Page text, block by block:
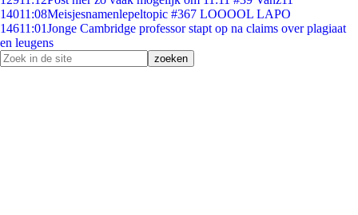
14011:08Meisjesnamenlepeltopic #367 LOOOOL LAPO
14611:01Jonge Cambridge professor stapt op na claims over plagiaat
en leugens